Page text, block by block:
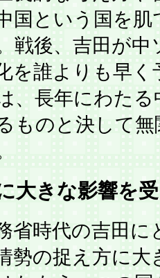
国という国を肌
戦後、吉田が中
を誰よりも早く
、長年にわたる
ものと決して無
大きな影響を
省時代の吉田に
勢の捉え方に大